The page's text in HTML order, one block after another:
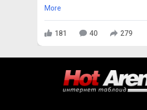
More
181 40 279